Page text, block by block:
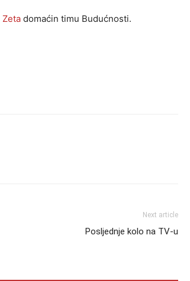
Zeta domaćin timu Budućnosti.
Next article
Posljednje kolo na TV-u